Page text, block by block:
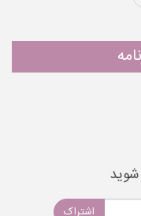
اشتراک